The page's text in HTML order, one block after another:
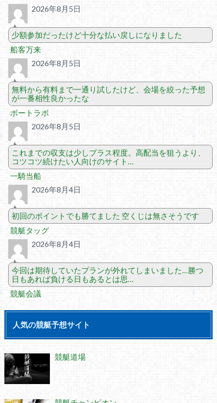
2026年8月5日
少額参加だったけど十分な払い戻しになりました
船客万来
2026年8月5日
無料から有料まで一通り試したけど、会場を絞った予想
が一番相性良かったな
ボートラボ
2026年8月5日
これまでの収支は少しプラス程度。高配当を狙うより、
コツコツ続けたい人向けのサイト…
一騎当船
2026年8月4日
初回のポイントでも勝てました 空くじは無さそうです
競艇タッグ
2026年8月4日
今回は期待していたプランが外れてしまいました…勝つ
日もあれば負ける日もあるとは思…
競艇会議
人気の競艇予想サイト
競艇道場